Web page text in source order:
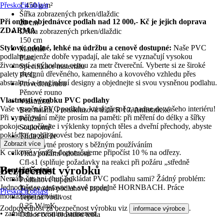
1 450 g/m²
Šířka zobrazených prken/dlaždic
20 cm
Délka zobrazených prken/dlaždic
150 cm
Materiál
Plast
Specifikace materiálu
PVC
Provedení rubu
Pěnové rouno
Vlastnosti
Bez ftalátů, Protiskluzová třída R 10, Antistatické
Použití
Soukromé
Třída zátěže
22 - Obytné prostory s běžným používáním
Třída požární odolnosti
Cfl-s1 (splňuje požadavky na reakci při požáru „středně
hořlavé“)
Podlahové topení
Teplovodní podlahové topení
Tepelná vodivost
0,25 W/mK
Odpor proti prostupu tepla
Přeskočit oblast
Při online objednávce podlah nad 12 000,- Kč je jejich doprava
ZDARMA
Stylové, odolné, lehké na údržbu a cenově dostupné: Naše PVC
podlahy nejenže dobře vypadají, ale také se vyznačují vysokou
životností a výhodnou cenou za metr čtvereční. Vyberte si ze široké
palety designů dřevěného, kamenného a kovového vzhledu přes
abstraktní a imaginární designy a objednejte si svou vysněnou podlahu.
Vlastnosti výrobku PVC podlahy
Vaše vysněná PVC podlaha, která přesně zapadne do vašeho interiéru!
Při vyměřování mějte prosím na paměti: při měření do délky a šířky
pokoje započítejte i výklenky topných těles a dveřní přechody, abyste
pokládku mohli provést bez napojování.
K celkové výměře doporučujeme připočíst 10 % na odřezy.
Montážní servis
Nemáte čas ani chuť pokládat PVC podlahu sami? Žádný problém:
Jednoduše se zastavte ve své prodejně HORNBACH. Práce
montážního servisu:
• zaměření servisním partnerem
Zobrazit více
Bezpečnost výrobků
Přeskočit oblast
Zodpovědnost za bezpečnost výrobku viz informace výrobce .